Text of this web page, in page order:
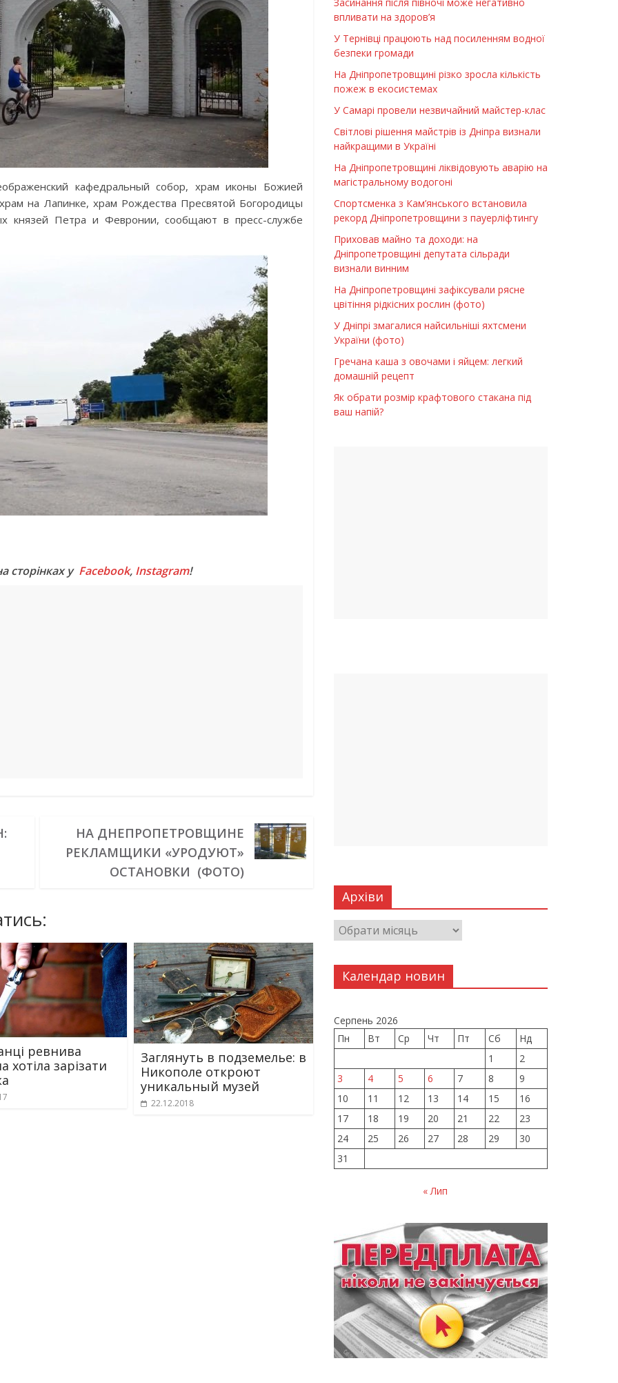
кафедральный собор, храм иконы Божией
на Лапинке, храм Рождества Пресвятой Богородицы
князей Петра и Февронии, сообщают в пресс-службе
сторінках у Facebook, Instagram!
НА ДНЕПРОПЕТРОВЩИНЕ
РЕКЛАМЩИКИ «УРОДУЮТ»
ОСТАНОВКИ (ФОТО)
ревнива
хотіла зарізати
Заглянуть в подземелье: в
Никополе откроют
уникальный музей
22.12.2018
впливати на здоров’я
У Тернівці працюють над посиленням водної
безпеки громади
На Дніпропетровщині різко зросла кількість
пожеж в екосистемах
У Самарі провели незвичайний майстер-клас
Світлові рішення майстрів із Дніпра визнали
найкращими в Україні
На Дніпропетровщині ліквідовують аварію на
магістральному водогоні
Спортсменка з Кам’янського встановила
рекорд Дніпропетровщини з пауерліфтингу
Приховав майно та доходи: на
Дніпропетровщині депутата сільради
визнали винним
На Дніпропетровщині зафіксували рясне
цвітіння рідкісних рослин (фото)
У Дніпрі змагалися найсильніші яхтсмени
України (фото)
Гречана каша з овочами і яйцем: легкий
домашній рецепт
Як обрати розмір крафтового стакана під
ваш напій?
Архіви
Календар новин
Серпень 2026
Пн
Вт Ср Чт Пт Сб
Нд
1
2
3
4 5 6 7 8
9
10
11 12 13 14 15
16
17
18 19 20 21 22
23
24
25 26 27 28 29
30
31
« Лип